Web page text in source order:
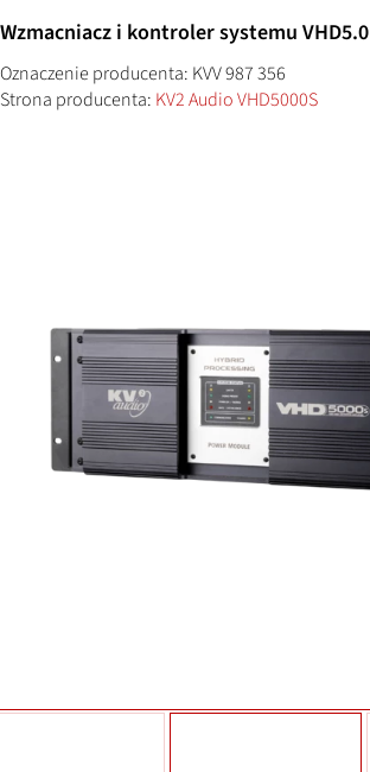
Wzmacniacz i kontroler systemu VHD5.0
Oznaczenie producenta: KVV 987 356
Strona producenta: KV2 Audio VHD5000S